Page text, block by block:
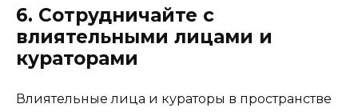
6. Сотрудничайте с
влиятельными лицами и
кураторами
Влиятельные лица и кураторы в пространстве